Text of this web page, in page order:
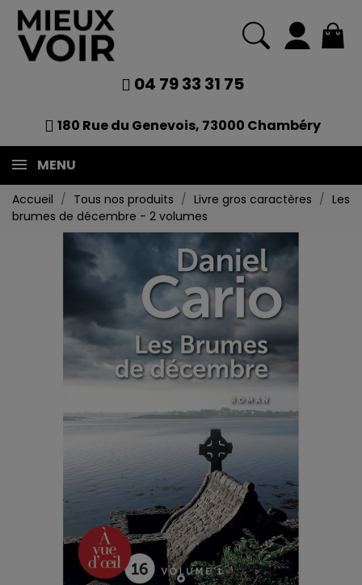
04 79 33 31 75
180 Rue du Genevois, 73000 Chambéry
MENU
Accueil Tous nos produits Livre gros caractères
Les
brumes de décembre - 2 volumes